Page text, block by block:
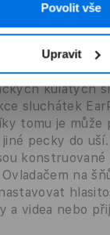
Povolit vše
Upravit
kulatých
sluchátek
tomu je může
pecky do
na
a videa nebo